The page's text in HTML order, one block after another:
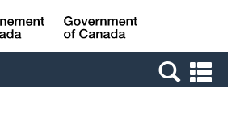
Passer
au
Passer
à
Canada
et